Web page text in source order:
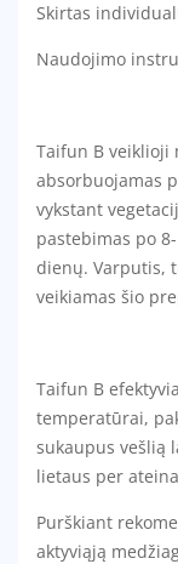
Skirtas
Naudojimo
Taifun B veiklioji
absorbuojamas
vykstant
pastebimas po
dienų. Varputis,
veikiamas šio
Taifun B
temperatūrai,
sukaupus vešlią
lietaus per
Purškiant
aktyviąją